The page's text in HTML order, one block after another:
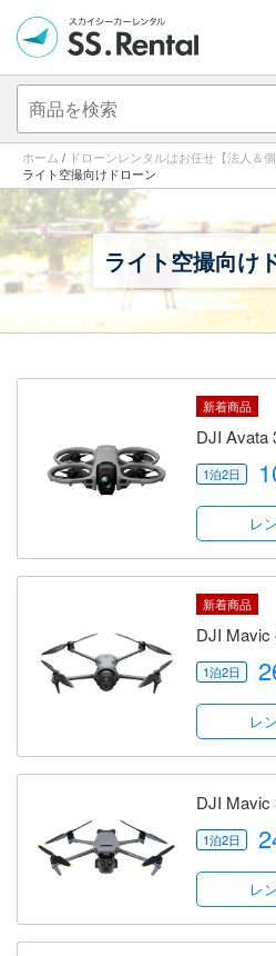
ホーム / ドローンレンタルはお任せ【法人＆
ライト空撮向けドローン
ライト空撮向け
新着商品
DJI Avata
レ
新着商品
DJI Mavic
レ
DJI Mavic
レ